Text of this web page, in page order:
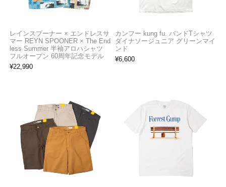
レインスプーナー × エンドレスサ
マー REYN SPOONER × The End
less Summer 半袖アロハシャツ
フルオープン 60周年記念モデル
¥22,990
カンフー kung fu. バンドTシャツ
ダイナソージュニア グリーンマイ
ンド
¥6,600